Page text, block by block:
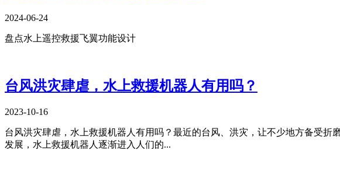
2024-06-24
盘点水上遥控救援飞翼功能设计
台风洪灾肆虐，水上救援机器人有用吗？
2023-10-16
台风洪灾肆虐，水上救援机器人有用吗？最近的台风、洪灾，让不少地方备受
发展，水上救援机器人逐渐进入人们的...